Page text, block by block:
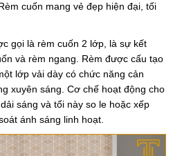
cuốn mang vẻ đẹp hiện đại, tối
gọi là rèm cuốn 2 lớp, là sự kết
và rèm ngang. Rèm được cấu tạo
lớp vải dày có chức năng cản
xuyên sáng. Cơ chế hoạt động cho
sáng và tối này so le hoặc xếp
ánh sáng linh hoạt.